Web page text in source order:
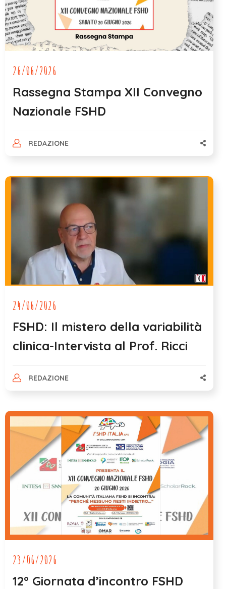
26/06/2026
Rassegna Stampa XII Convegno
Nazionale FSHD
REDAZIONE
24/06/2026
FSHD: Il mistero della variabilità
clinica-Intervista al Prof. Ricci
REDAZIONE
23/06/2026
12° Giornata d’incontro FSHD